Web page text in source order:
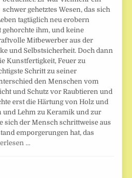
schwer gehetztes Wesen, das sich
tagtäglich neu erobern
ihm, und keine
Mitbewerber aus der
und Selbstsicherheit. Doch dann
Kunstfertigkeit, Feuer zu
Schritt zu seiner
den Menschen vom
und Schutz vor Raubtieren und
erst die Härtung von Holz und
und Lehm zu Keramik und zur
sich der Mensch schrittweise aus
emporgerungen hat, das
…